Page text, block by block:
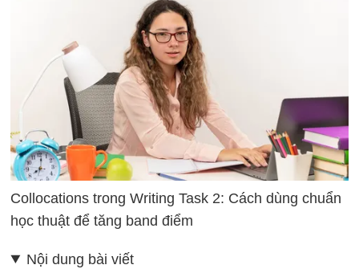
Collocations trong Writing Task 2: Cách dùng chuẩn
học thuật để tăng band điểm
Nội dung bài viết